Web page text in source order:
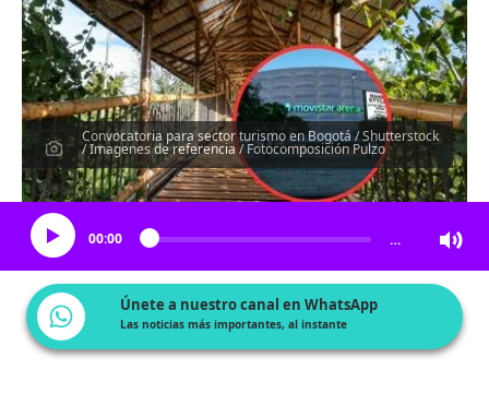
Convocatoria para sector turismo en Bogotá / Shutterstock
/ Imagenes de referencia / Fotocomposición Pulzo
Escucha el artículo
00:00 …
Únete a nuestro canal en WhatsApp
Las noticias más importantes, al instante